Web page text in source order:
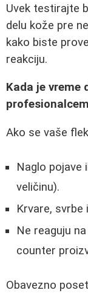
Uvek testirajte
delu kože pre
kako biste
reakciju.
Kada je vreme
Ako se vaše
Naglo pojave
veličinu).
Krvare, svrbe
Ne reaguju
counter
Obavezno